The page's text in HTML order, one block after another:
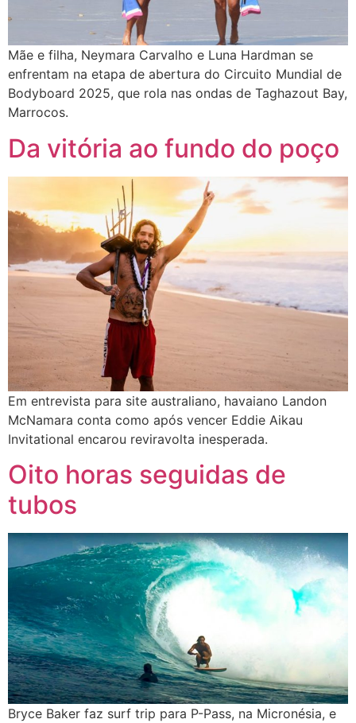
Mãe e filha, Neymara Carvalho e Luna Hardman se
enfrentam na etapa de abertura do Circuito Mundial de
Bodyboard 2025, que rola nas ondas de Taghazout Bay,
Marrocos.
Da vitória ao fundo do poço
Em entrevista para site australiano, havaiano Landon
McNamara conta como após vencer Eddie Aikau
Invitational encarou reviravolta inesperada.
Oito horas seguidas de
tubos
Bryce Baker faz surf trip para P-Pass, na Micronésia, e